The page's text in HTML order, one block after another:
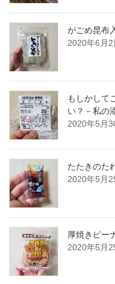
がごめ昆布
2020年6月2
もしかして
い？－私の
2020年5月
たたきのた
2020年5月
厚焼きピー
2020年5月